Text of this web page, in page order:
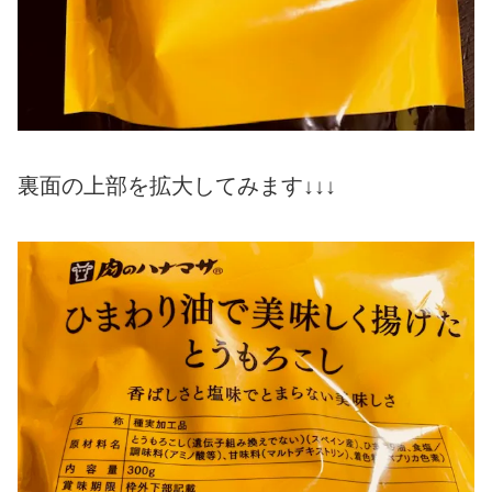
裏面の上部を拡大してみます↓↓↓